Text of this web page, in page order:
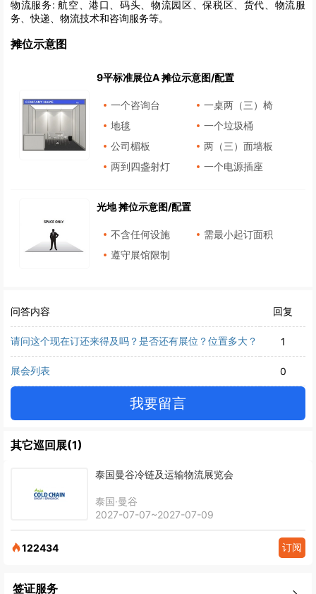
物流服务: 航空、港口、码头、物流园区、保税区、货代、物流服
务、快递、物流技术和咨询服务等。
摊位示意图
9平标准展位A 摊位示意图/配置
一个咨询台
一桌两（三）椅
地毯
一个垃圾桶
公司楣板
两（三）面墙板
两到四盏射灯
一个电源插座
光地 摊位示意图/配置
不含任何设施
需最小起订面积
遵守展馆限制
问答内容 回复
请问这个现在订还来得及吗？是否还有展位？位置多大？ 1
展会列表 0
我要留言
其它巡回展(1)
泰国曼谷冷链及运输物流展览会
泰国·曼谷
2027-07-07~2027-07-09
122434 订阅
签证服务